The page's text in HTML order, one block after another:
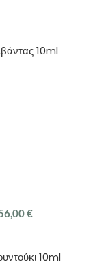
10ml
€
10ml